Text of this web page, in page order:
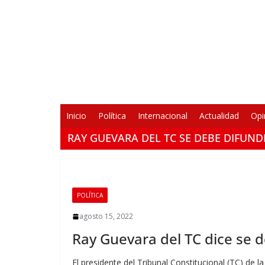
Inicio Política Internacional Actualidad
RAY GUEVARA DEL TC SE DEBE
POLÍTICA
agosto 15, 2022
Ray Guevara del TC dice
El presidente del Tribunal Constitucional (TC) de